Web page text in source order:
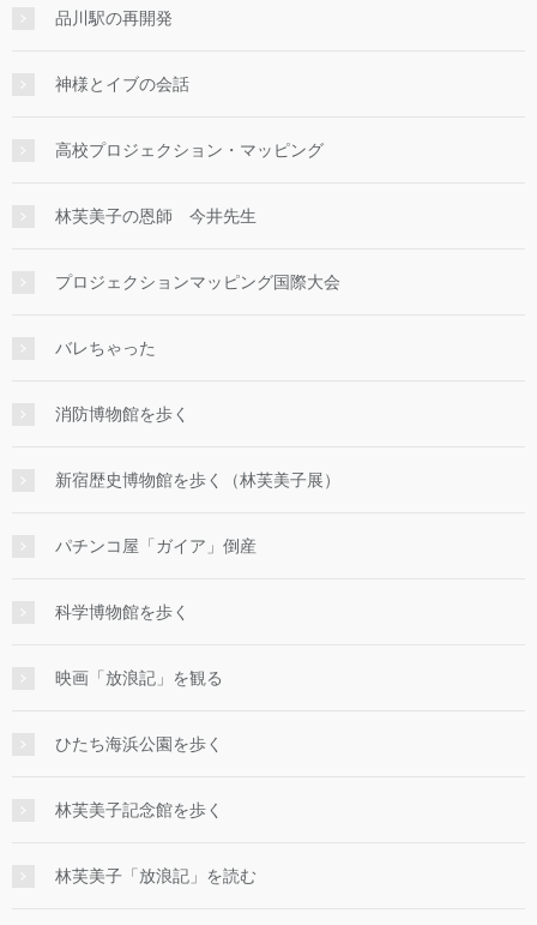
品川駅の再開発
神様とイブの会話
高校プロジェクション・マッピング
林芙美子の恩師 今井先生
プロジェクションマッピング国際大会
バレちゃった
消防博物館を歩く
新宿歴史博物館を歩く（林芙美子展）
パチンコ屋「ガイア」倒産
科学博物館を歩く
映画「放浪記」を観る
ひたち海浜公園を歩く
林芙美子記念館を歩く
林芙美子「放浪記」を読む